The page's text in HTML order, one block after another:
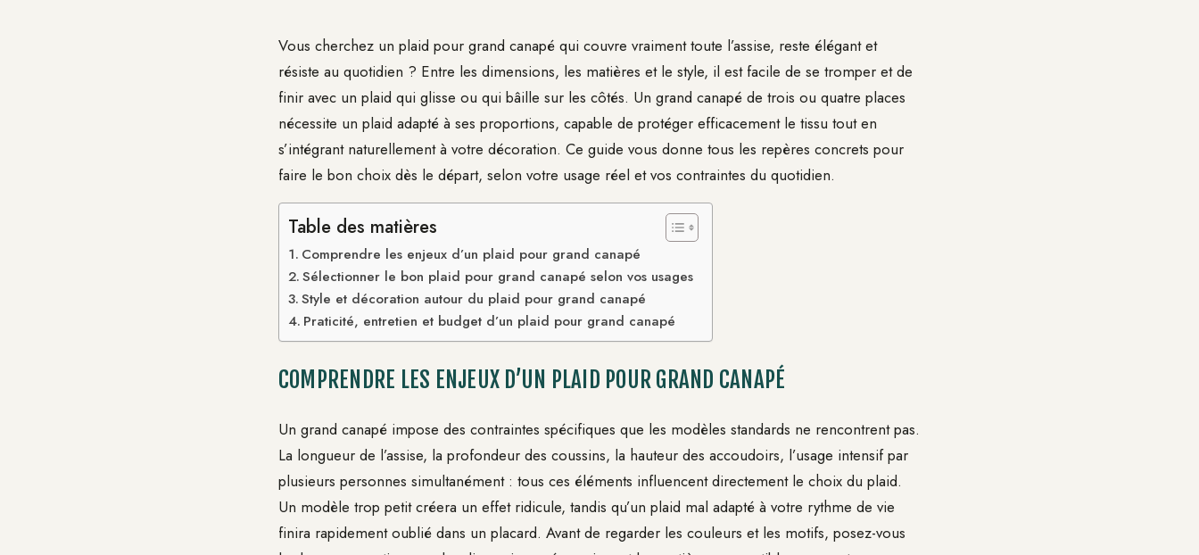
Vous cherchez un plaid pour grand canapé qui couvre vraiment toute l’assise, reste élégant et
résiste au quotidien ? Entre les dimensions, les matières et le style, il est facile de se tromper et de
finir avec un plaid qui glisse ou qui bâille sur les côtés. Un grand canapé de trois ou quatre places
nécessite un plaid adapté à ses proportions, capable de protéger efficacement le tissu tout en
s’intégrant naturellement à votre décoration. Ce guide vous donne tous les repères concrets pour
faire le bon choix dès le départ, selon votre usage réel et vos contraintes du quotidien.
Table des matières
Comprendre les enjeux d’un plaid pour grand canapé
Sélectionner le bon plaid pour grand canapé selon vos usages
Style et décoration autour du plaid pour grand canapé
Praticité, entretien et budget d’un plaid pour grand canapé
COMPRENDRE LES ENJEUX D’UN PLAID POUR GRAND CANAPÉ
Un grand canapé impose des contraintes spécifiques que les modèles standards ne rencontrent pas.
La longueur de l’assise, la profondeur des coussins, la hauteur des accoudoirs, l’usage intensif par
plusieurs personnes simultanément : tous ces éléments influencent directement le choix du plaid.
Un modèle trop petit créera un effet ridicule, tandis qu’un plaid mal adapté à votre rythme de vie
finira rapidement oublié dans un placard. Avant de regarder les couleurs et les motifs, posez-vous